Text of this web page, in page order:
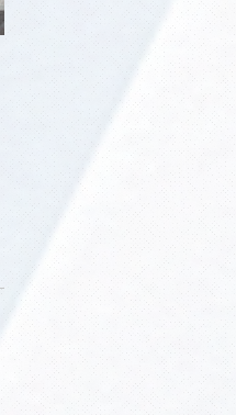
Trincas e Fissuras
nas estruturas de
paredes vigas e